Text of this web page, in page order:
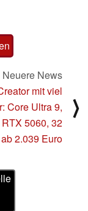
Neuere News
mit viel
Core Ultra 9,
5060, 32
2.039 Euro
⟩